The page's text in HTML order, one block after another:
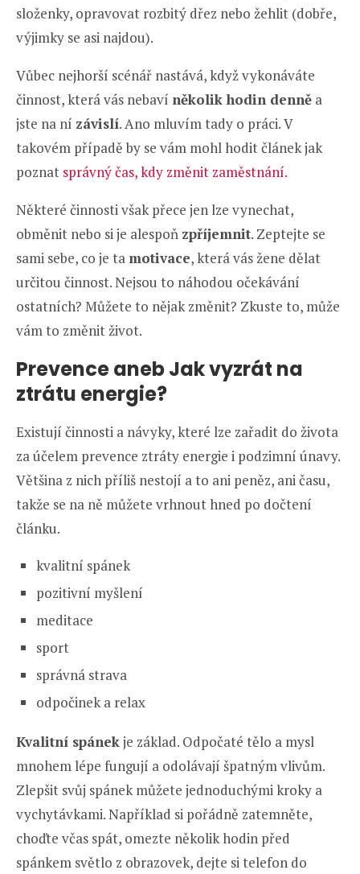
složenky, opravovat rozbitý dřez nebo žehlit (dobře,
výjimky se asi najdou).
Vůbec nejhorší scénář nastává, když vykonáváte
činnost, která vás nebaví několik hodin denně a
jste na ní závislí. Ano mluvím tady o práci. V
takovém případě by se vám mohl hodit článek jak
poznat správný čas, kdy změnit zaměstnání.
Některé činnosti však přece jen lze vynechat,
obměnit nebo si je alespoň zpříjemnit. Zeptejte se
sami sebe, co je ta motivace, která vás žene dělat
určitou činnost. Nejsou to náhodou očekávání
ostatních? Můžete to nějak změnit? Zkuste to, může
vám to změnit život.
Prevence aneb Jak vyzrát na
ztrátu energie?
Existují činnosti a návyky, které lze zařadit do života
za účelem prevence ztráty energie i podzimní únavy.
Většina z nich příliš nestojí a to ani peněz, ani času,
takže se na ně můžete vrhnout hned po dočtení
článku.
kvalitní spánek
pozitivní myšlení
meditace
sport
správná strava
odpočinek a relax
Kvalitní spánekje základ. Odpočaté tělo a mysl
mnohem lépe fungují a odolávají špatným vlivům.
Zlepšit svůj spánek můžete jednoduchými kroky a
vychytávkami. Například si pořádně zatemněte,
choďte včas spát, omezte několik hodin před
spánkem světlo z obrazovek, dejte si telefon do